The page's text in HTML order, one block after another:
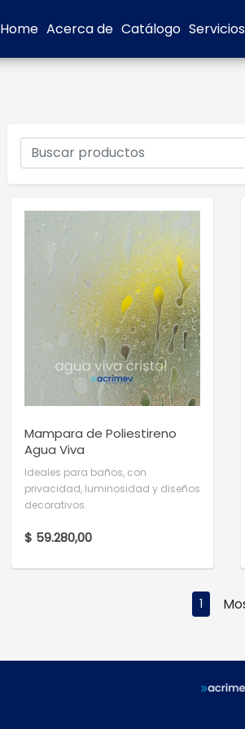
Home Acerca de Catálogo Servicios
Mampara de Poliestireno
Agua Viva
Ideales para baños, con
privacidad, luminosidad y diseños
decorativos.
$ 59.280,00
1